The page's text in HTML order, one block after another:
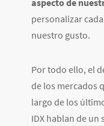
aspecto de
personalizar
nuestro gusto.
Por todo ello, el
de los mercados
largo de los
IDX hablan de un